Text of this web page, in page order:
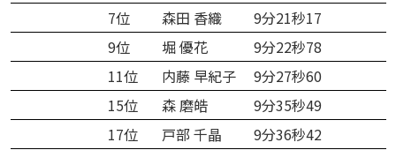
7位
森田 香織
9分21秒17
9位
堀 優花
9分22秒78
11位
内藤 早紀子
9分27秒60
15位
森 磨皓
9分35秒49
17位
戸部 千晶
9分36秒42